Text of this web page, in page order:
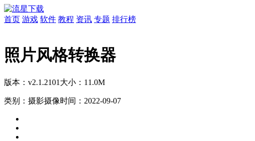
首页 游戏 软件 教程 资讯 专题 排行榜
照片风格转换器
版本：v2.1.2101大小：11.0M
类别：摄影摄像时间：2022-09-07